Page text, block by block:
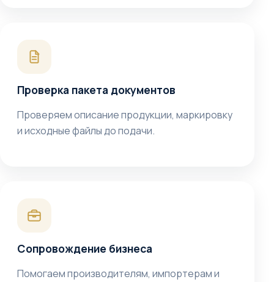
Проверка пакета документов
Проверяем описание продукции, маркировку
и исходные файлы до подачи.
Сопровождение бизнеса
Помогаем производителям, импортерам и